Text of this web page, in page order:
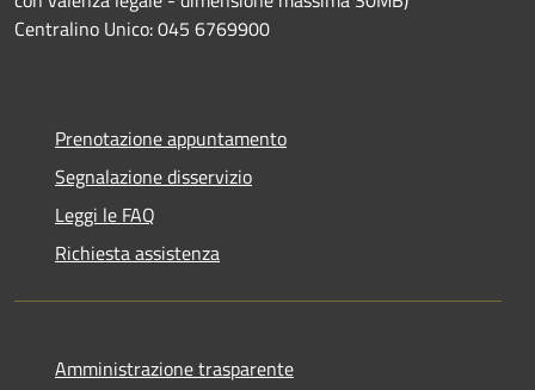
Centralino Unico: 045 6769900
Prenotazione appuntamento
Segnalazione disservizio
Leggi le FAQ
Richiesta assistenza
Amministrazione trasparente